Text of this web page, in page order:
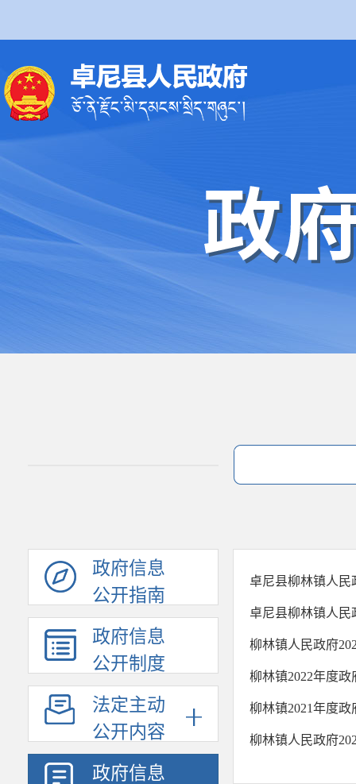
政府信息
公开指南
政府信息
公开制度
法定主动
公开内容
政府信息
卓尼县柳林镇人民
卓尼县柳林镇人民
柳林镇人民政府
柳林镇2022年度
柳林镇2021年度
柳林镇人民政府